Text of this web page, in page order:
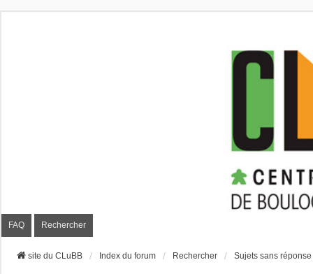
FAQ Rechercher
site du CLuBB Index du forum Rechercher Sujets sans réponse